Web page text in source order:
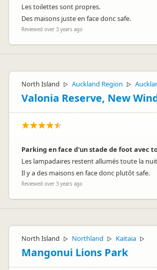
Les toilettes sont propres.
Des maisons juste en face donc safe.
Reviewed over 3 years ago
North Island ▷ Auckland Region ▷
Valonia Reserve, New
Parking en face d'un stade de foot avec
Les lampadaires restent allumés toute la
Il y a des maisons en face donc plutôt safe.
Reviewed over 3 years ago
North Island ▷ Northland ▷ Kaitaia ▷
Mangonui Lions Park